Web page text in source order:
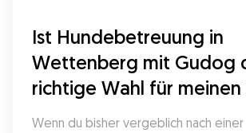
Ist Hundebetreuung in
Wettenberg mit Gudog
richtige Wahl für meinen
Wenn du bisher vergeblich nach einer